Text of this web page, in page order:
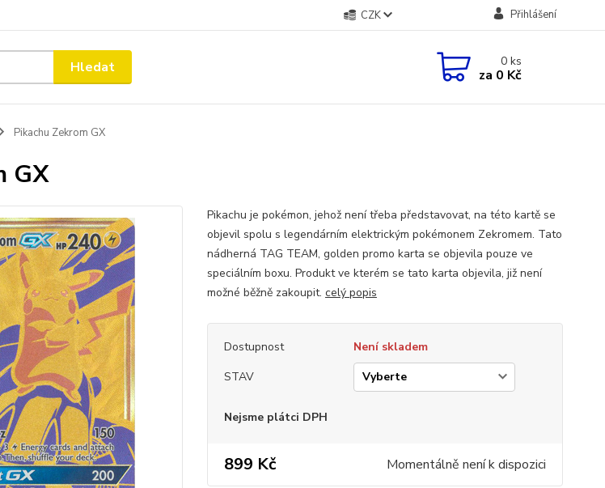
CZK Přihlášení
Hledat 0ks
za 0 Kč
Pikachu Zekrom GX
GX
Pikachu je pokémon, jehož není třeba představovat, na této kartě se
objevil spolu s legendárním elektrickým pokémonem Zekromem. Tato
nádherná TAG TEAM, golden promo karta se objevila pouze ve
speciálním boxu. Produkt ve kterém se tato karta objevila, již není
možné běžně zakoupit. celý popis
Dostupnost
Není skladem
STAV
Nejsme plátci DPH
899 Kč Momentálně není k dispozici